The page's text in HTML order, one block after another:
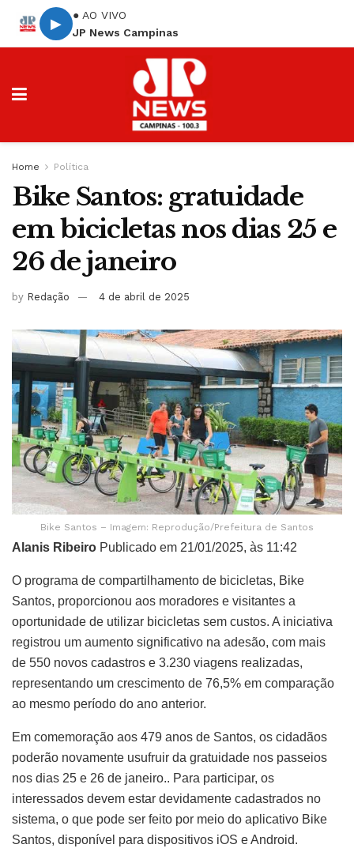
▶
● AO VIVO
JP News Campinas
Home Política
Bike Santos: gratuidade
em bicicletas nos dias 25 e
26 de janeiro
by Redação 4 de abril de 2025
Bike Santos – Imagem: Reprodução/Prefeitura de Santos
Alanis Ribeiro Publicado em 21/01/2025, às 11:42
O programa de compartilhamento de bicicletas, Bike
Santos, proporcionou aos moradores e visitantes a
oportunidade de utilizar bicicletas sem custos. A iniciativa
registrou um aumento significativo na adesão, com mais
de 550 novos cadastros e 3.230 viagens realizadas,
representando um crescimento de 76,5% em comparação
ao mesmo período do ano anterior.
Em comemoração aos 479 anos de Santos, os cidadãos
poderão novamente usufruir da gratuidade nos passeios
nos dias 25 e 26 de janeiro.. Para participar, os
interessados devem estar devidamente cadastrados no
sistema, o que pode ser feito por meio do aplicativo Bike
Santos, disponível para dispositivos iOS e Android.